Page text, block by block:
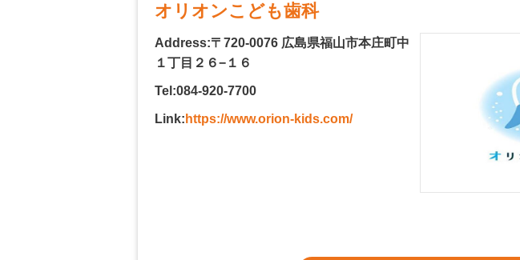
オリオンこども歯科
Address:〒720-0076 広島県福山市本庄町中
１丁目２６−１６
Tel:084-920-7700
Link: https://www.orion-kids.com/